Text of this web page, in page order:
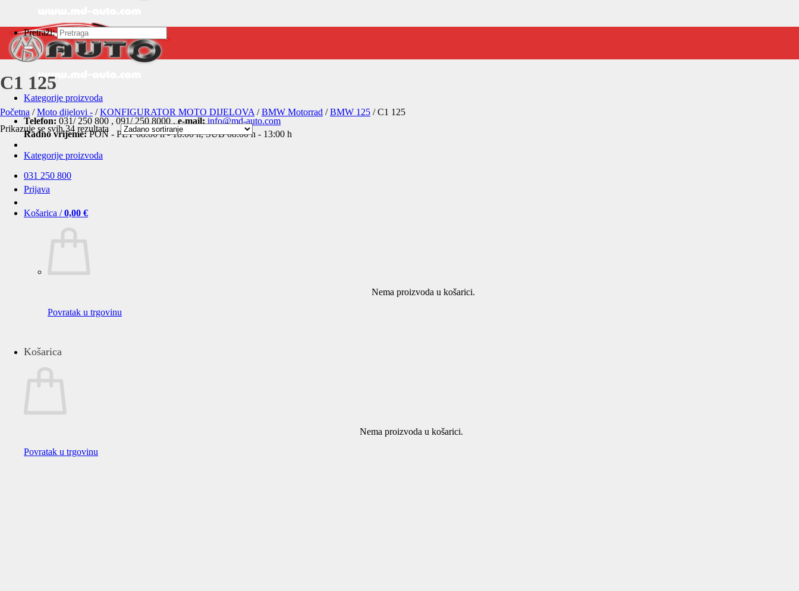
Kategorije proizvoda
Telefon: 031/ 250 800 , 091/ 250 8000 , e-mail: info@md-auto.com
Radno vrijeme:PON - PET 08:00 h - 18:00 h, SUB 08:00 h - 13:00 h
Kategorije proizvoda
031 250 800
Prijava
Košarica /0,00 €
Nema proizvoda u košarici.
Povratak u trgovinu
Košarica
Nema proizvoda u košarici.
Povratak u trgovinu
Pretraži:
C1 125
Početna / Moto dijelovi - / KONFIGURATOR MOTO DIJELOVA / BMW Motorrad / BMW 125 /C1 125
Prikazuje se svih 34 rezultata